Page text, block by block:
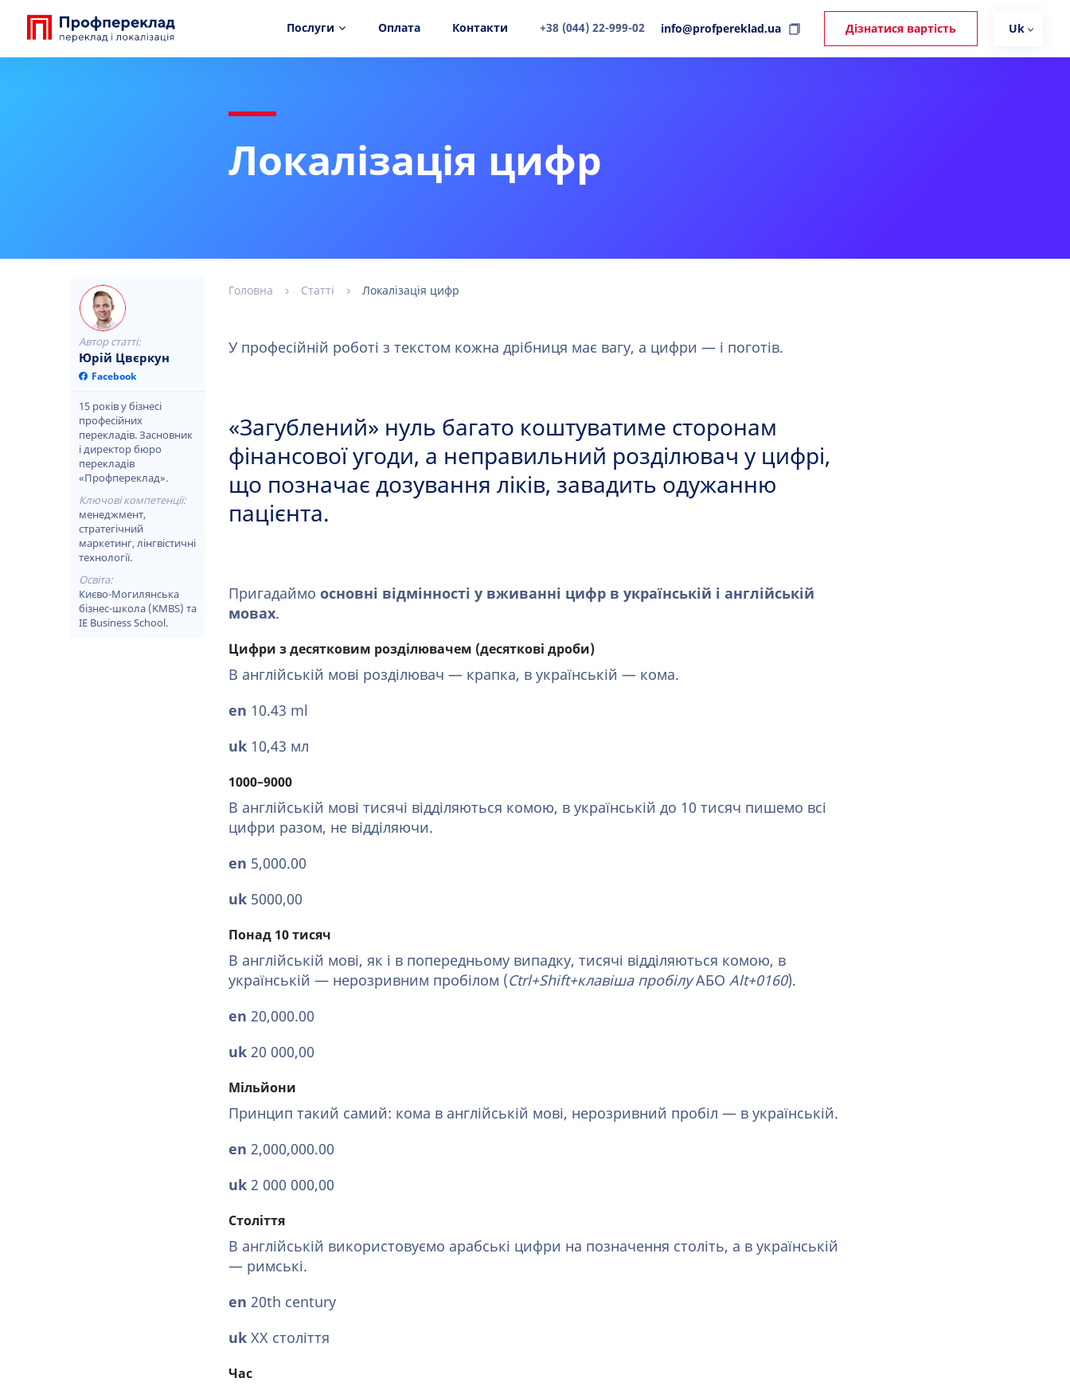
Послуги Оплата Контакти +38 (044) 22-999-02 info@profpereklad.ua Дізнатися вартість Uk
Локалізація цифр
Головна Статті Локалізація цифр
У професійній роботі з текстом кожна дрібниця має вагу, а цифри — і поготів.
«Загублений» нуль багато коштуватиме сторонам
фінансової угоди, а неправильний розділювач у цифрі,
що позначає дозування ліків, завадить одужанню
пацієнта.
Пригадаймо основні відмінності у вживанні цифр в українській і англійській
мовах.
Цифри з десятковим розділювачем (десяткові дроби)
В англійській мові розділювач — крапка, в українській — кома.⁠
en 10.43⁠ ml
uk 10,43⁠ мл
1000–9000
В англійській мові тисячі відділяються комою, в українській до 10 тисяч пишемо всі
цифри разом, не відділяючи.
en 5,000.00⁠
uk 5000,00⁠
⁠⁠Понад 10 тисяч
В англійській мові, як і в попередньому випадку, тисячі відділяються комою, в
українській — нерозривним пробілом (Ctrl+Shift+клавіша пробілуАБО Alt+0160).⁠
en 20,000.00⁠
uk 20 000,00⁠
⁠Мільйони
Принцип такий самий: кома в англійській мові, нерозривний пробіл — в українській.
en 2,000,000.00⁠
uk 2 000 000,00⁠
⁠Століття
В англійській використовуємо арабські цифри на позначення століть, а в українській
— римські.
en 20th century⁠
uk XX століття⁠
⁠Час
Автор статті:
Юрій Цвєркун
Facebook
15 років у бізнесі
професійних
перекладів. Засновник
і директор бюро
перекладів
«Профпереклад».
Ключові компетенції:
менеджмент,
стратегічний
маркетинг, лінгвістичні
технології.
Освіта:
Києво-Могилянська
бізнес-школа (KMBS) та
IE Business School.